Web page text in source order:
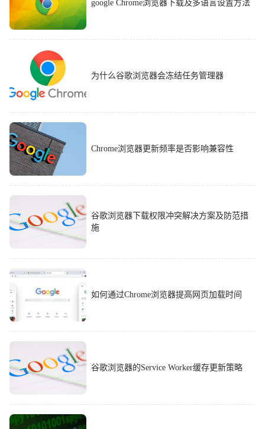
google Chrome浏览器下载及多语言设置方法
为什么谷歌浏览器会冻结任务管理器
Chrome浏览器更新频率是否影响兼容性
谷歌浏览器下载权限冲突解决方案及防范措
施
如何通过Chrome浏览器提高网页加载时间
谷歌浏览器的Service Worker缓存更新策略